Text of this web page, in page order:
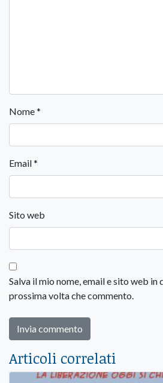
Nome*
Email*
Sito web
Salva il mio nome, email e sito web
prossima volta che commento.
Articoli correlati